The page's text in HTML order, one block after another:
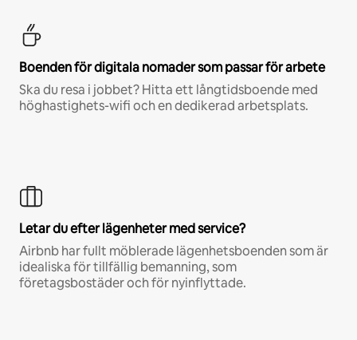
Boenden för digitala nomader som passar för arbete
Ska du resa i jobbet? Hitta ett långtidsboende med
höghastighets-wifi och en dedikerad arbetsplats.
Letar du efter lägenheter med service?
Airbnb har fullt möblerade lägenhetsboenden som är
idealiska för tillfällig bemanning, som
företagsbostäder och för nyinflyttade.